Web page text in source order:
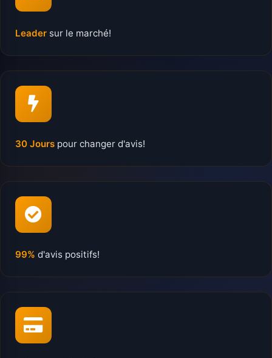
Leader sur le marché!
30 Jours pour changer d'avis!
99% d'avis positifs!